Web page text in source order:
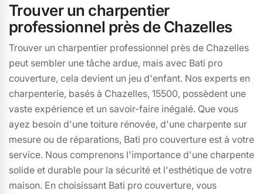
Trouver un charpentier
professionnel près de Chazelles
Trouver un charpentier professionnel près de Chazelles
peut sembler une tâche ardue, mais avec Bati pro
couverture, cela devient un jeu d'enfant. Nos experts en
charpenterie, basés à Chazelles, 15500, possèdent une
vaste expérience et un savoir-faire inégalé. Que vous
ayez besoin d'une toiture rénovée, d'une charpente sur
mesure ou de réparations, Bati pro couverture est à votre
service. Nous comprenons l'importance d'une charpente
solide et durable pour la sécurité et l'esthétique de votre
maison. En choisissant Bati pro couverture, vous